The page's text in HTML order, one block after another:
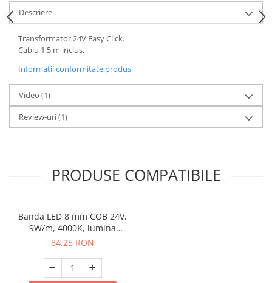
Descriere
Transformator 24V Easy Click.
Cablu 1.5 m inclus.
Informatii conformitate produs
Video (1)
Review-uri(1)
PRODUSE COMPATIBILE
Banda LED 8 mm COB 24V,
9W/m, 4000K, lumina
neutra, 2xMiniAmp,
84,25 RON